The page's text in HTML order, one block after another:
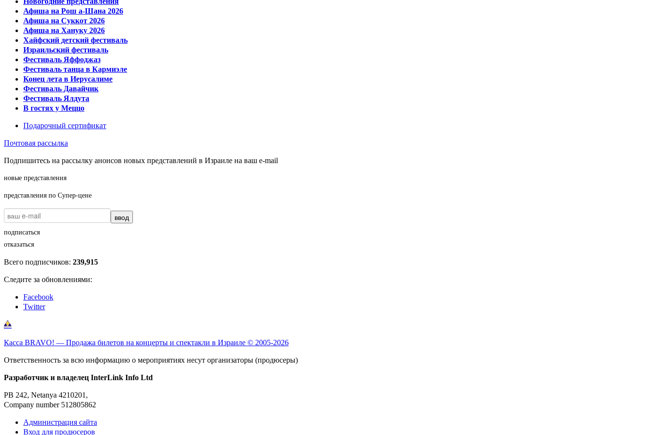
Афиша на Рош а-Шана 2026
Афиша на Суккот 2026
Афиша на Хануку 2026
Хайфский детский фестиваль
Израильский фестиваль
Фестиваль Яффоджаз
Фестиваль танца в Кармиэле
Конец лета в Иерусалиме
Фестиваль Давайчик
Фестиваль Ялдута
В гостях у Меццо
Подарочный сертификат
Почтовая рассылка
Подпишитесь на рассылку анонсов новых представлений в Израиле на ваш e-mail
новые представления
представления по Супер-цене
ввод
подписаться
отказаться
Всего подписчиков: 239,915
Следите за обновлениями:
Facebook
Twitter
Касса BRAVO! — Продажа билетов на концерты и спектакли в Израиле © 2005-2026
Ответственность за всю информацию о мероприятиях несут организаторы (продюсеры)
Разработчик и владелец InterLink Info Ltd
PB 242, Netanya 4210201,
Company number 512805862
Администрация сайта
Вход для продюсеров